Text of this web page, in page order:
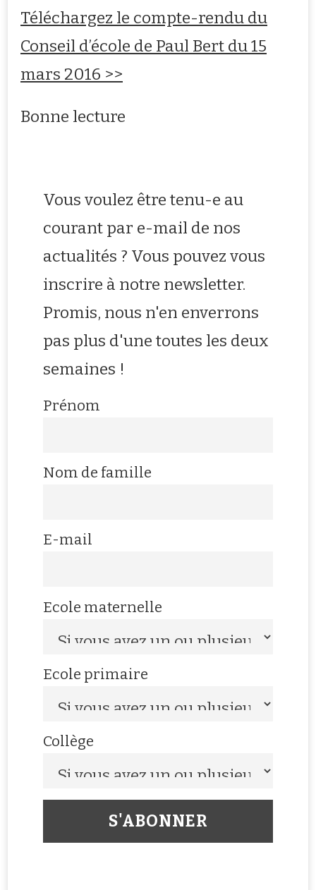
Téléchargez le compte-rendu du
Conseil d’école de Paul Bert du 15
mars 2016 >>
Bonne lecture
Vous voulez être tenu-e au
courant par e-mail de nos
actualités ? Vous pouvez vous
inscrire à notre newsletter.
Promis, nous n'en enverrons
pas plus d'une toutes les deux
semaines !
Prénom
Nom de famille
E-mail
Ecole maternelle
Ecole primaire
Collège